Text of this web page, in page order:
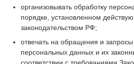
организовывать обработку
порядке, установленном
законодательством РФ;
отвечать на обращения и запросы
персональных данных и их